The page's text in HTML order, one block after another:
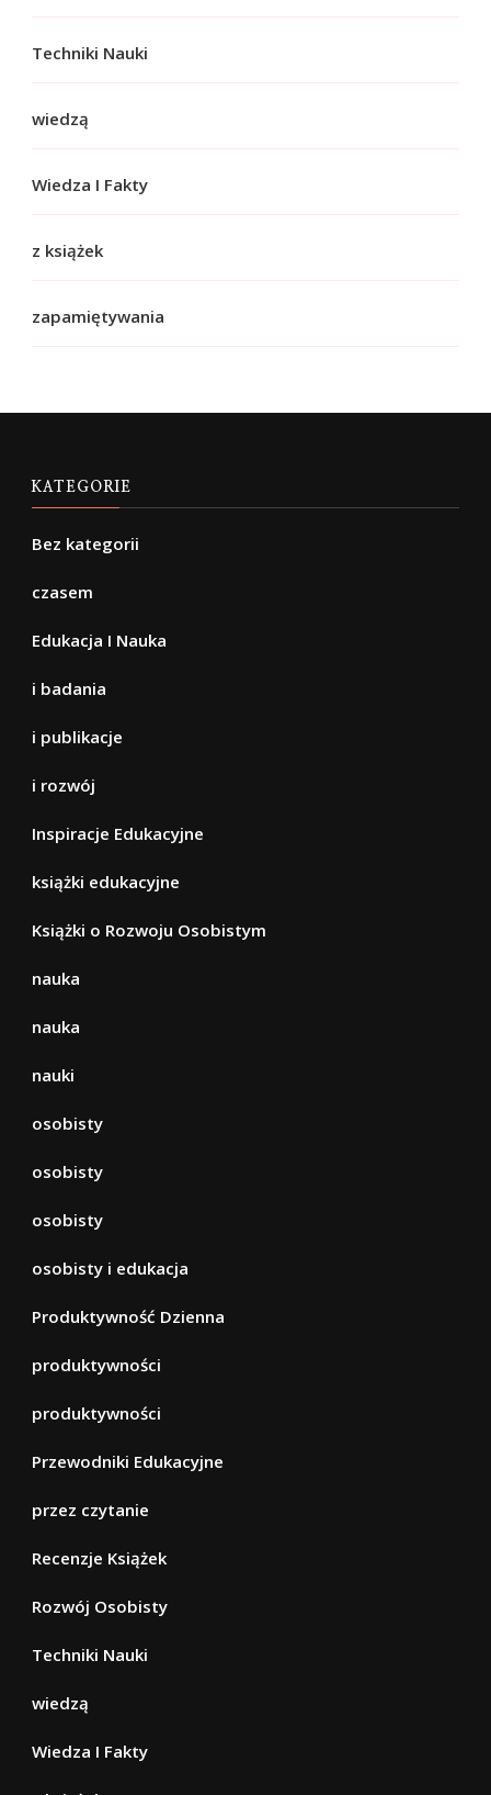
Techniki Nauki
wiedzą
Wiedza I Fakty
z książek
zapamiętywania
KATEGORIE
Bez kategorii
czasem
Edukacja I Nauka
i badania
i publikacje
i rozwój
Inspiracje Edukacyjne
książki edukacyjne
Książki o Rozwoju Osobistym
nauka
nauka
nauki
osobisty
osobisty
osobisty
osobisty i edukacja
Produktywność Dzienna
produktywności
produktywności
Przewodniki Edukacyjne
przez czytanie
Recenzje Książek
Rozwój Osobisty
Techniki Nauki
wiedzą
Wiedza I Fakty